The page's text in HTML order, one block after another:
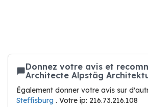
Donnez votre avis et
Architecte Alpstäg
Également donner votre avis sur
Steffisburg . Votre ip: 216.73.216.108